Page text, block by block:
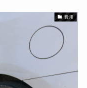
費用